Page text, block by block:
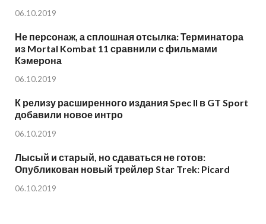
06.10.2019
Не персонаж, а сплошная отсылка: Терминатора
из Mortal Kombat 11 сравнили с фильмами
Кэмерона
06.10.2019
К релизу расширенного издания Spec II в GT Sport
добавили новое интро
06.10.2019
Лысый и старый, но сдаваться не готов:
Опубликован новый трейлер Star Trek: Picard
06.10.2019